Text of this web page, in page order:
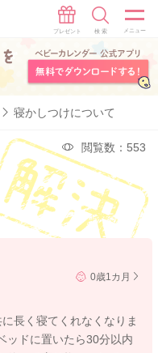
寝かしつけについて
閲覧数：553
0歳1カ月
長く寝てくれなくなりま
ッドに置いたら30分以内